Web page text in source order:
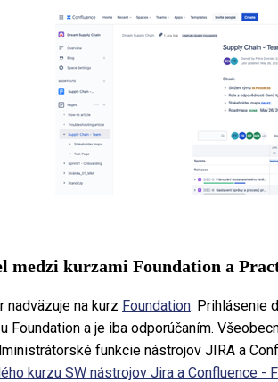
medzi kurzami Foundation a
nadväzuje na kurz Foundation. Prihlásenie
Foundation a je iba odporúčaním.
funkcie nástrojov JIRA a
kurzu SW nástrojov Jira a Confluence -